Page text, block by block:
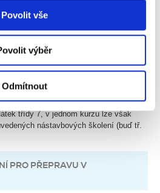
pro sociální média, inzerci a
mohou zkombinovat s
jste jim poskytli nebo které
že používáte jejich služby.
Povolit vše
výběr
Odmítnout
o dalších 5 let.
nebo radioaktivních látek (tř. 7), lze v
nebo cisterny).
lze rovněžosvědčení rozšířit
výbušných látek a předmětů
třídy 7, v jednom kurzu lze však
nástavbových školení (buď tř.
PRO PŘEPRAVU V